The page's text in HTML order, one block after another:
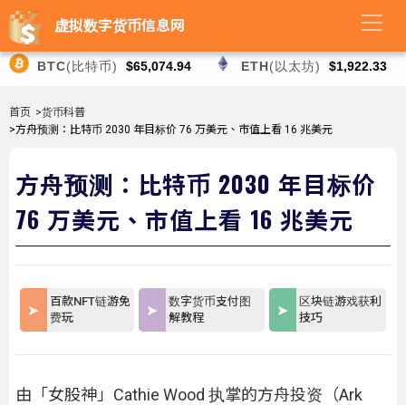
虚拟数字货币信息网
BTC(比特币) $65,074.94 ETH(以太坊) $1,922.33
首页 >货币科普
>方舟预测：比特币 2030 年目标价 76 万美元、市值上看 16 兆美元
方舟预测：比特币 2030 年目标价
76 万美元、市值上看 16 兆美元
百款NFT链游免
费玩
数字货币支付图
解教程
区块链游戏获利
技巧
由「女股神」Cathie Wood 执掌的方舟投资（Ark